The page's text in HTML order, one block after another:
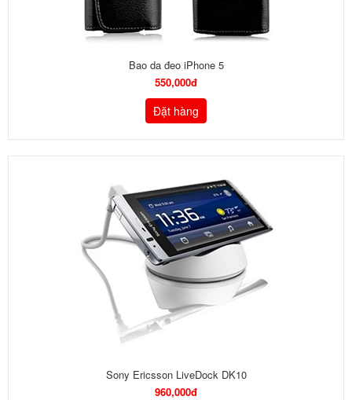
Bao da đeo iPhone 5
550,000đ
Đặt hàng
Sony Ericsson LiveDock DK10
960,000đ